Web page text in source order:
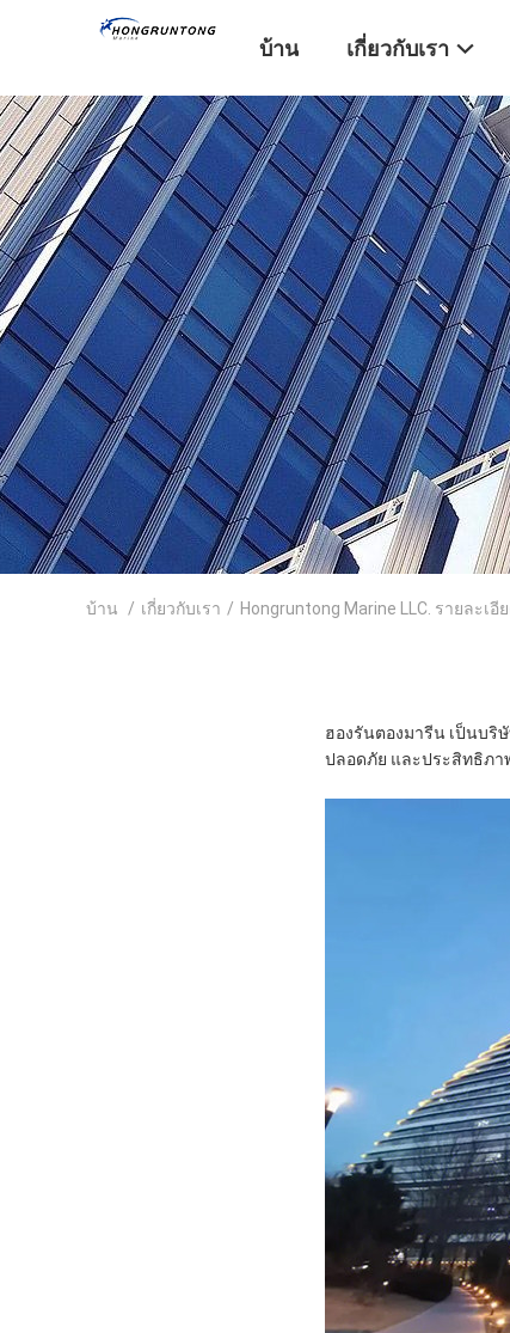
บ้าน เกี่ยวกับเรา
บ้าน / เกี่ยวกับเรา / Hongruntong Marine LLC. รายละเอี
ฮองรันตองมารีน เป็นบริ
ปลอดภัย และประสิทธิภา